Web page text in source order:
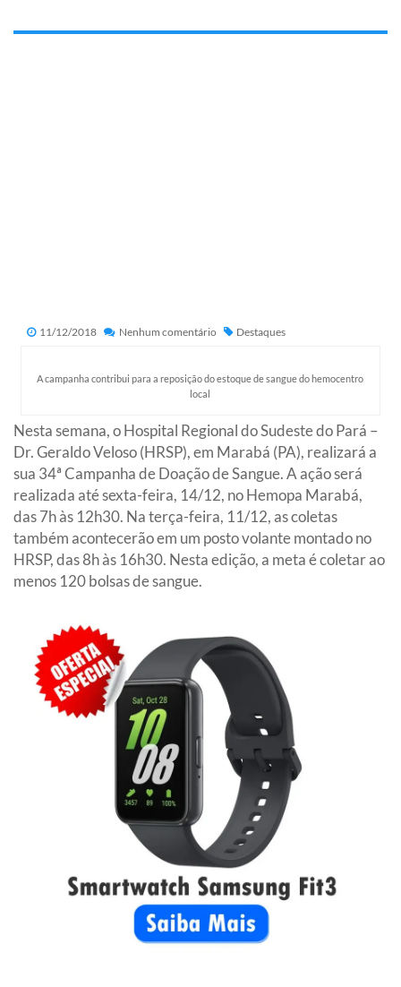
11/12/2018 Nenhum comentário Destaques
A campanha contribui para a reposição do estoque de sangue do hemocentro
local
Nesta semana, o Hospital Regional do Sudeste do Pará –
Dr. Geraldo Veloso (HRSP), em Marabá (PA), realizará a
sua 34ª Campanha de Doação de Sangue. A ação será
realizada até sexta-feira, 14/12, no Hemopa Marabá,
das 7h às 12h30. Na terça-feira, 11/12, as coletas
também acontecerão em um posto volante montado no
HRSP, das 8h às 16h30. Nesta edição, a meta é coletar ao
menos 120 bolsas de sangue.